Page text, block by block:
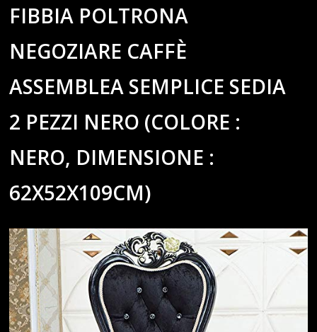
FIBBIA POLTRONA
NEGOZIARE CAFFÈ
ASSEMBLEA SEMPLICE SEDIA
2 PEZZI NERO (COLORE :
NERO, DIMENSIONE :
62X52X109CM)